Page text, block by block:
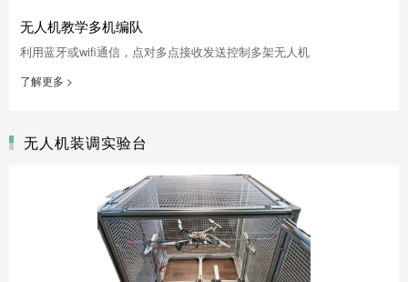
无人机教学多机编队
利用蓝牙或wifi通信，点对多点接收发送控制多架无人机
了解更多 >
无人机装调实验台